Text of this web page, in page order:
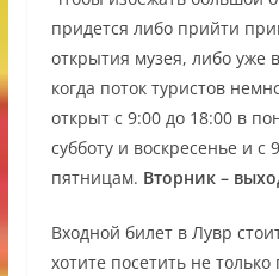
придется либо прийти
открытия музея, либо уже
когда поток туристов
открыт с 9:00 до 18:00 в
субботу и воскресенье и с
пятницам. Вторник –
Входной билет в Лувр
хотите посетить не